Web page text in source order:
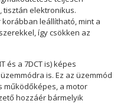
tisztán elektronikus.
leállítható, mint a
így csökken az
és a 7DCT is) képes
is. Ez az üzemmód
működőképes, a motor
hozzáér bármelyik